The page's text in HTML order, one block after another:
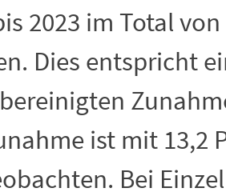
2023 im Total
Dies entspricht
ist mit 13,2
Bei